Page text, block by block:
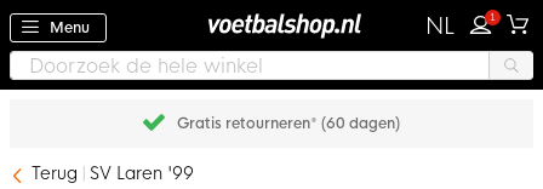
Menu NL 1
Gratis retourneren* (60 dagen)
Terug SV Laren '99